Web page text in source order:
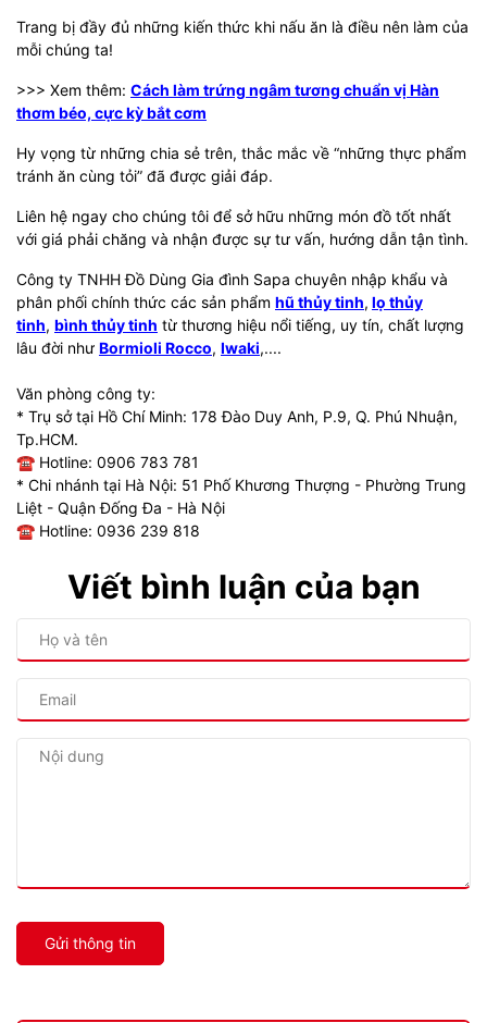
Trang bị đầy đủ những kiến thức khi nấu ăn là điều nên làm của
mỗi chúng ta!
>>> Xem thêm: Cách làm trứng ngâm tương chuẩn vị Hàn
thơm béo, cực kỳ bắt cơm
Hy vọng từ những chia sẻ trên, thắc mắc về “những thực phẩm
tránh ăn cùng tỏi” đã được giải đáp.
Liên hệ ngay cho chúng tôi để sở hữu những món đồ tốt nhất
với giá phải chăng và nhận được sự tư vấn, hướng dẫn tận tình.
Công ty TNHH Đồ Dùng Gia đình Sapa chuyên nhập khẩu và
phân phối chính thức các sản phẩm hũ thủy tinh, lọ thủy
tinh, bình thủy tinh từ thương hiệu nổi tiếng, uy tín, chất lượng
lâu đời như Bormioli Rocco, Iwaki,....
Văn phòng công ty:
* Trụ sở tại Hồ Chí Minh: 178 Đào Duy Anh, P.9, Q. Phú Nhuận,
Tp.HCM.
☎ Hotline: 0906 783 781
* Chi nhánh tại Hà Nội: 51 Phố Khương Thượng - Phường Trung
Liệt - Quận Đống Đa - Hà Nội
☎ Hotline: 0936 239 818
Viết bình luận của bạn
Gửi thông tin